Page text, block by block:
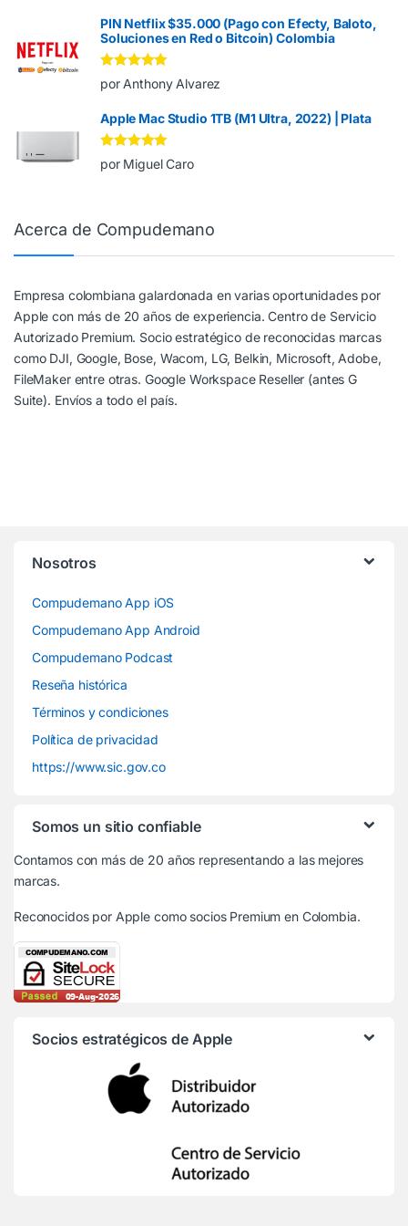
PIN Netflix $35.000 (Pago con Efecty, Baloto,
Soluciones en Red o Bitcoin) Colombia
Valorado en5
de 5
por Anthony Alvarez
Apple Mac Studio 1TB (M1 Ultra, 2022) | Plata
Valorado en 5
de 5
por Miguel Caro
Acerca de Compudemano
Empresa colombiana galardonada en varias oportunidades por
Apple con más de 20 años de experiencia. Centro de Servicio
Autorizado Premium. Socio estratégico de reconocidas marcas
como DJI, Google, Bose, Wacom, LG, Belkin, Microsoft, Adobe,
FileMaker entre otras. Google Workspace Reseller (antes G
Suite). Envíos a todo el país.
Nosotros
Compudemano App iOS
Compudemano App Android
Compudemano Podcast
Reseña histórica
Términos y condiciones
Política de privacidad
https://www.sic.gov.co
Somos un sitio confiable
Contamos con más de 20 años representando a las mejores
marcas.
Reconocidos por Apple como socios Premium en Colombia.
Socios estratégicos de Apple